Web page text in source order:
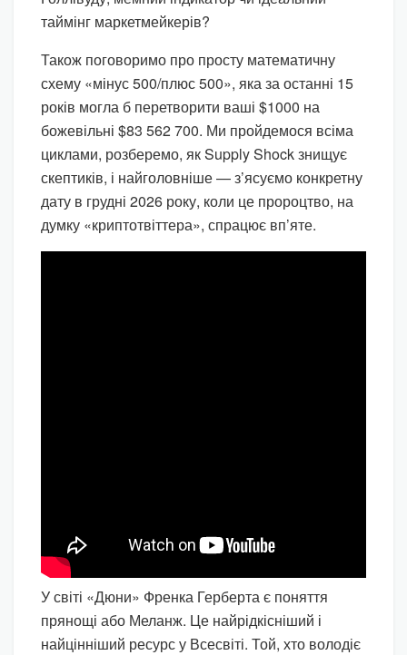
таймінг маркетмейкерів?
Також поговоримо про просту математичну
схему «мінус 500/плюс 500», яка за останні 15
років могла б перетворити ваші $1000 на
божевільні $83 562 700. Ми пройдемося всіма
циклами, розберемо, як Supply Shock знищує
скептиків, і найголовніше — з’ясуємо конкретну
дату в грудні 2026 року, коли це пророцтво, на
думку «криптотвіттера», спрацює вп’яте.
У світі «Дюни» Френка Герберта є поняття
прянощі або Меланж. Це найрідкісніший і
найцінніший ресурс у Всесвіті. Той, хто володіє